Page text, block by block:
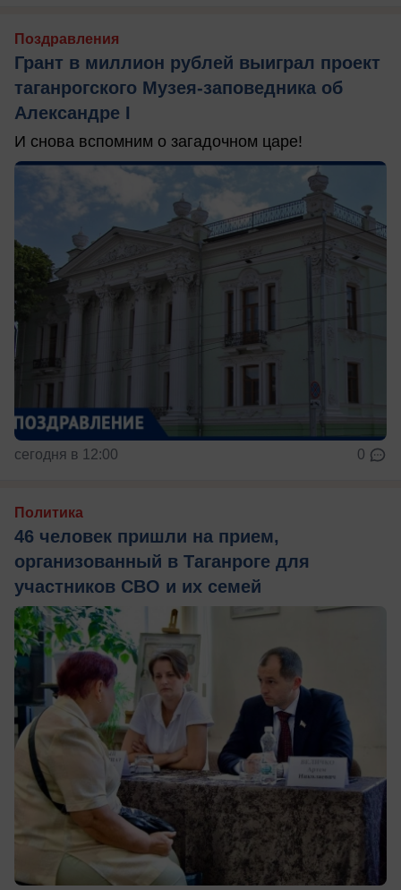
Поздравления
Грант в миллион рублей выиграл проект
таганрогского Музея-заповедника об
Александре I
И снова вспомним о загадочном царе!
сегодня в 12:00 0
Политика
46 человек пришли на прием,
организованный в Таганроге для
участников СВО и их семей